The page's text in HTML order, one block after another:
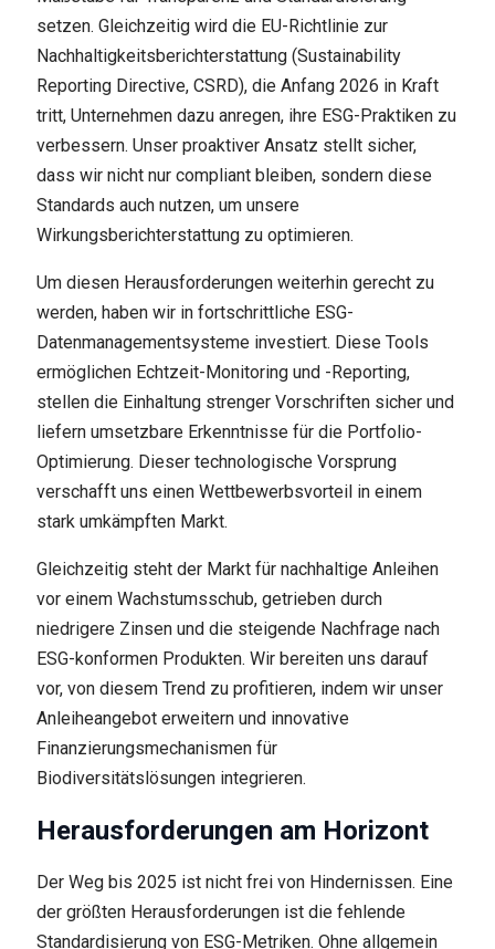
setzen. Gleichzeitig wird die EU-Richtlinie zur
Nachhaltigkeitsberichterstattung (Sustainability
Reporting Directive, CSRD), die Anfang 2026 in Kraft
tritt, Unternehmen dazu anregen, ihre ESG-Praktiken zu
verbessern. Unser proaktiver Ansatz stellt sicher,
dass wir nicht nur compliant bleiben, sondern diese
Standards auch nutzen, um unsere
Wirkungsberichterstattung zu optimieren.
Um diesen Herausforderungen weiterhin gerecht zu
werden, haben wir in fortschrittliche ESG-
Datenmanagementsysteme investiert. Diese Tools
ermöglichen Echtzeit-Monitoring und -Reporting,
stellen die Einhaltung strenger Vorschriften sicher und
liefern umsetzbare Erkenntnisse für die Portfolio-
Optimierung. Dieser technologische Vorsprung
verschafft uns einen Wettbewerbsvorteil in einem
stark umkämpften Markt.
Gleichzeitig steht der Markt für nachhaltige Anleihen
vor einem Wachstumsschub, getrieben durch
niedrigere Zinsen und die steigende Nachfrage nach
ESG-konformen Produkten. Wir bereiten uns darauf
vor, von diesem Trend zu profitieren, indem wir unser
Anleiheangebot erweitern und innovative
Finanzierungsmechanismen für
Biodiversitätslösungen integrieren.
Herausforderungen am Horizont
Der Weg bis 2025 ist nicht frei von Hindernissen. Eine
der größten Herausforderungen ist die fehlende
Standardisierung von ESG-Metriken. Ohne allgemein